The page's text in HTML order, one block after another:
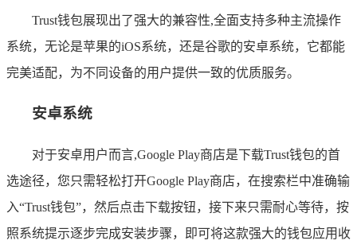
Trust钱包展现出了强大的兼容性,全面支持多种主流操作
系统，无论是苹果的iOS系统，还是谷歌的安卓系统，它都能
完美适配，为不同设备的用户提供一致的优质服务。
安卓系统
对于安卓用户而言,Google Play商店是下载Trust钱包的首
选途径，您只需轻松打开Google Play商店，在搜索栏中准确输
入“Trust钱包”，然后点击下载按钮，接下来只需耐心等待，按
照系统提示逐步完成安装步骤，即可将这款强大的钱包应用收